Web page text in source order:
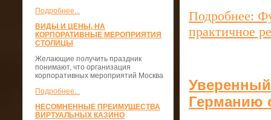
Подробнее...
ВИДЫ И ЦЕНЫ, НА
КОРПОРАТИВНЫЕ МЕРОПРИЯТИЯ
СТОЛИЦЫ
Желающие получить праздник
понимают, что организация
корпоративных мероприятий Москва
Подробнее...
НЕСОМНЕННЫЕ ПРЕИМУЩЕСТВА
ВИРТУАЛЬНЫХ КАЗИНО
Подробнее:
практичное
Германию